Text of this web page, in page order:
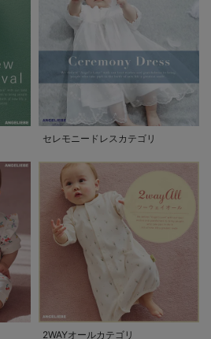
セレモニードレスカテゴリ
2WAYオールカテゴリ